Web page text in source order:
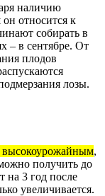
наличию
относится к
собирать в
– в сентябре. От
плодов
лозы.
высокоурожайным,
получить до
на 3 год после
увеличивается.